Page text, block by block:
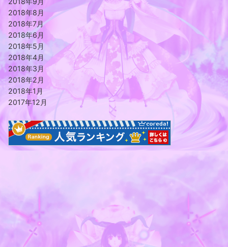
2018年8月
2018年7月
2018年6月
2018年5月
2018年4月
2018年3月
2018年2月
2018年1月
2017年12月